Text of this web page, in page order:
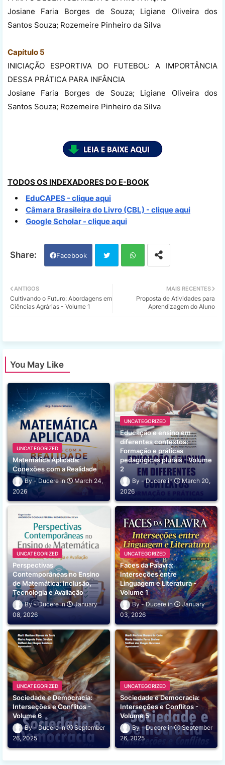
Josiane Faria Borges de Souza; Ligiane Oliveira dos
Santos Souza; Rozemeire Pinheiro da Silva
Capítulo 5
INICIAÇÃO ESPORTIVA DO FUTEBOL: A IMPORTÂNCIA
DESSA PRÁTICA PARA INFÂNCIA
Josiane Faria Borges de Souza; Ligiane Oliveira dos
Santos Souza; Rozemeire Pinheiro da Silva
TODOS OS INDEXADORES DO E-BOOK
EduCAPES - clique aqui
Câmara Brasileira do Livro (CBL) - clique aqui
Google Scholar - clique aqui
Facebook
tter ats
MAIS RECENTES
Proposta de Atividades para
Aprendizagem do Aluno
ANTIGOS
Cultivando o Futuro: Abordagens em
Ciências Agrárias - Volume 1
You May Like
UNCATEGORIZED
Matemática Aplicada:
Conexões com a Realidade
Ducere
March 24,
2026
UNCATEGORIZED
Educação e ensino em
diferentes contextos:
Formação e práticas
pedagógicas plurais - Volume
2
Ducere
March 20,
2026
UNCATEGORIZED
Perspectivas
Contemporâneas no Ensino
de Matemática: Inclusão,
Tecnologia e Avaliação
Ducere
January
08, 2026
UNCATEGORIZED
Faces da Palavra:
Interseções entre
Linguagem e Literatura -
Volume 1
Ducere
January
03, 2026
UNCATEGORIZED
Sociedade e Democracia:
Interseções e Conflitos -
Volume 6
Ducere
September
26, 2025
UNCATEGORIZED
Sociedade e Democracia:
Interseções e Conflitos -
Volume 5
Ducere
September
26, 2025